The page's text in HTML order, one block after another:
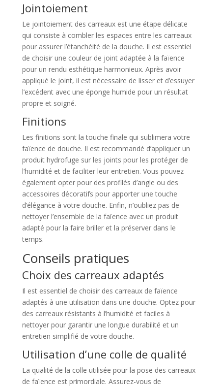
Jointoiement
Le jointoiement des carreaux est une étape délicate
qui consiste à combler les espaces entre les carreaux
pour assurer l’étanchéité de la douche. Il est essentiel
de choisir une couleur de joint adaptée à la faïence
pour un rendu esthétique harmonieux. Après avoir
appliqué le joint, il est nécessaire de lisser et d’essuyer
l’excédent avec une éponge humide pour un résultat
propre et soigné.
Finitions
Les finitions sont la touche finale qui sublimera votre
faïence de douche. Il est recommandé d’appliquer un
produit hydrofuge sur les joints pour les protéger de
l’humidité et de faciliter leur entretien. Vous pouvez
également opter pour des profilés d’angle ou des
accessoires décoratifs pour apporter une touche
d’élégance à votre douche. Enfin, n’oubliez pas de
nettoyer l’ensemble de la faïence avec un produit
adapté pour la faire briller et la préserver dans le
temps.
Conseils pratiques
Choix des carreaux adaptés
Il est essentiel de choisir des carreaux de faïence
adaptés à une utilisation dans une douche. Optez pour
des carreaux résistants à l’humidité et faciles à
nettoyer pour garantir une longue durabilité et un
entretien simplifié de votre douche.
Utilisation d’une colle de qualité
La qualité de la colle utilisée pour la pose des carreaux
de faïence est primordiale. Assurez-vous de